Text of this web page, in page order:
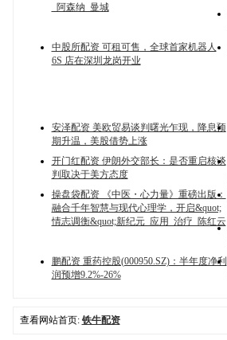
_阿森纳_曼城
中股所配资 可租可售，全球首家机器人
6S 店在深圳龙岗开业
安泽配资 美欧贸易谈判曙光乍现，降息预
期升温，美股借势上涨
开门红配资 伊朗外交部长：是否重启核谈
判取决于美方态度
操盘袋配资 《中医・心力量》重磅出版：
融合千年智慧与现代心理学，开启&quot;
情志调衡&quot;新纪元_应用_治疗_陈红云
鹏配资 重药控股(000950.SZ)：半年度净利
润预增9.2%-26%
查看网站首页: 铁牛配资